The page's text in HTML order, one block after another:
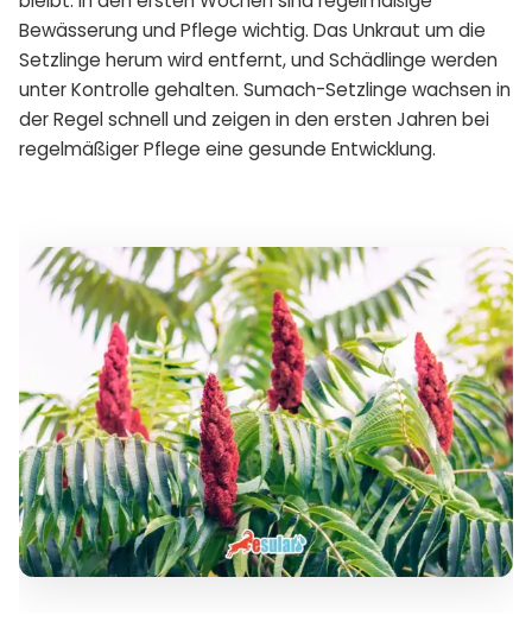
Bewässerung und Pflege wichtig. Das Unkraut um die
Setzlinge herum wird entfernt, und Schädlinge werden
unter Kontrolle gehalten. Sumach-Setzlinge wachsen in
der Regel schnell und zeigen in den ersten Jahren bei
regelmäßiger Pflege eine gesunde Entwicklung.